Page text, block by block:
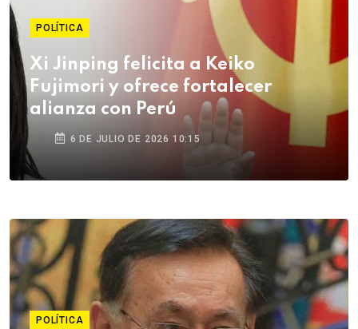
POLÍTICA
Xi Jinping felicita a Keiko
Fujimori y ofrece fortalecer
alianza con Perú
6 DE JULIO DE 2026 10:15
POLÍTICA